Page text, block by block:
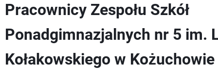
Pracownicy Zespołu Szkół
Ponadgimnazjalnych nr 5 im.
Kołakowskiego w Kożuchowie